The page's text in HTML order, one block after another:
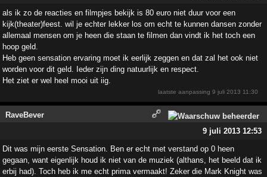
als ik zo de reacties en filmpjes bekijk is 80 euro niet duur voor een
kijk(theater)feest. wil je echter lekker los om echt te kunnen dansen zonder
allemaal mensen om je heen die staan te filmen dan vindt ik het toch een
hoop geld.
Heb geen sensation ervaring moet ik eerlijk zeggen en dat zal het ook niet
worden voor dit geld. Ieder zijn ding natuurlijk en respect.
Het ziet er wel heel mooi uit iig.
laatste aanpassing9 juli 2013 11:30
RaveBever
9 juli 2013 12:53
Dit was mijn eerste Sensation. Ben er echt met verstand op 0 heen
gegaan, want eigenlijk houd ik niet van de muziek (althans, het beeld dat ik
erbij had). Toch heb ik me echt prima vermaakt! Zeker die Mark Knight was